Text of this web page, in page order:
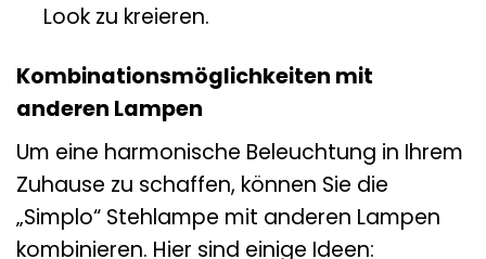
Look zu kreieren.
Kombinationsmöglichkeiten mit
anderen Lampen
Um eine harmonische Beleuchtung in Ihrem
Zuhause zu schaffen, können Sie die
„Simplo“ Stehlampe mit anderen Lampen
kombinieren. Hier sind einige Ideen: